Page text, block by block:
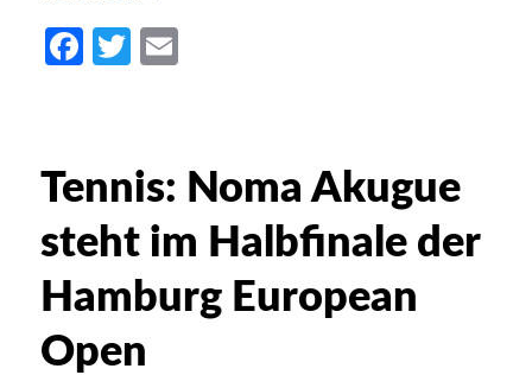
Facebook
Twitter
Tennis: Noma Akugue
steht im Halbfinale der
Hamburg European
Open